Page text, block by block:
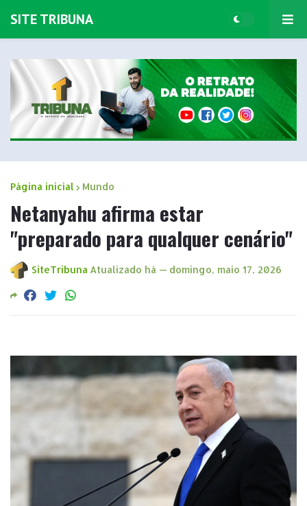
SITE TRIBUNA
Página inicial Mundo
Netanyahu afirma estar
"preparado para qualquer cenário"
SiteTribuna Atualizado há — domingo, maio 17, 2026